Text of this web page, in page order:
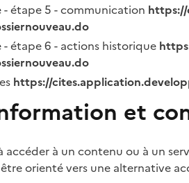
étape 5 - communication
étape 6 - actions historique
https://
et
accéder à un contenu ou à un
orienté vers une alternative